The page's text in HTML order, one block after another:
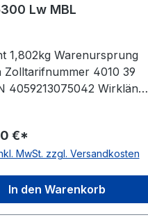
Lw MBL
1,802kg Warenursprung
Zolltarifnummer 4010 39
4059213075042 Wirklänge
Ausführung flankenoffen,
antistatisch ja Norm
Polyester Breite 22mm
€*
MwSt. zzgl. Versandkosten
In den Warenkorb